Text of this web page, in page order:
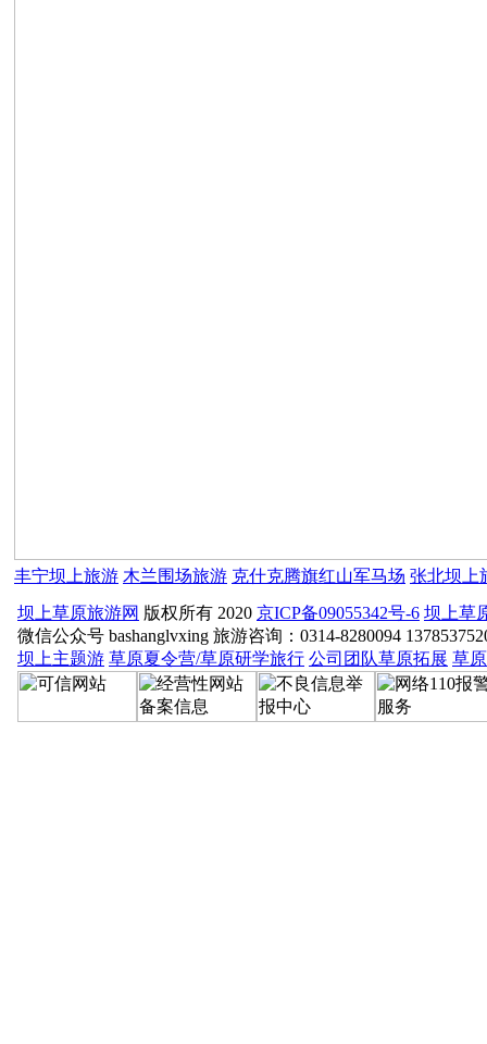
丰宁坝上旅游 木兰围场旅游 克什克腾旗红山军马场 张北坝上
坝上草原旅游网 版权所有 2020 京ICP备09055342号-6 坝上草
微信公众号 bashanglvxing 旅游咨询：0314-8280094
坝上主题游 草原夏令营/草原研学旅行 公司团队草原拓展 草